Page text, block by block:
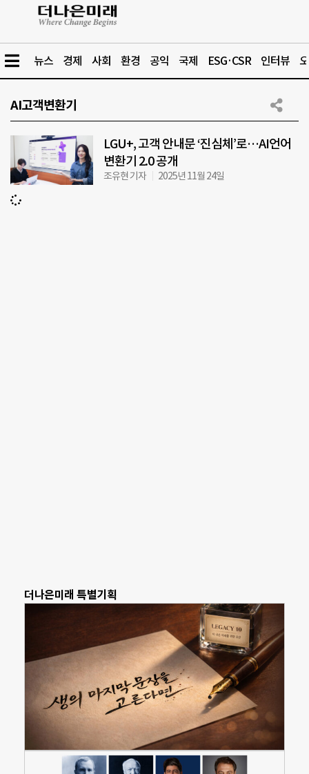
뉴스 경제 사회 환경 공익 국제 ESG·CSR 인터뷰
AI고객변환기
LGU+, 고객 안내문 ‘진심체’로…AI언어
변환기 2.0 공개
조유현 기자 2025년 11월 24일
더나은미래 특별기획